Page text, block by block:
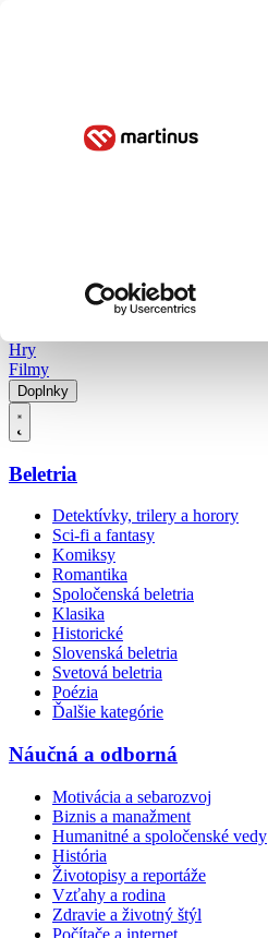
Hry
Filmy
Doplnky
Beletria
Detektívky, trilery a horory
Sci-fi a fantasy
Komiksy
Romantika
Spoločenská beletria
Klasika
Historické
Slovenská beletria
Svetová beletria
Poézia
Ďalšie kategórie
Náučná a odborná
Motivácia a sebarozvoj
Biznis a manažment
Humanitné a spoločenské vedy
História
Životopisy a reportáže
Vzťahy a rodina
Zdravie a životný štýl
Počítače a internet